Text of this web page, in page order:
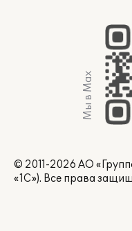
Мы в Max
© 2011-2026 АО
«1С»). Все права